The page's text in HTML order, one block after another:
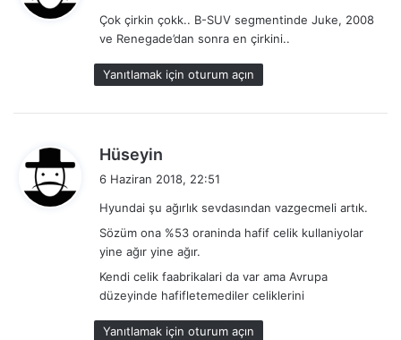
i
k
i
:
Çok çirkin çokk.. B-SUV segmentinde Juke, 2008
ve Renegade’dan sonra en çirkini..
Yanıtlamak için oturum açın
Hüseyin
k
i
:
6 Haziran 2018, 22:51
Hyundai şu ağırlık sevdasından vazgecmeli artık.
Sözüm ona %53 oraninda hafif celik kullaniyolar
yine ağır yine ağır.
Kendi celik faabrikalari da var ama Avrupa
düzeyinde hafifletemediler celiklerini
Yanıtlamak için oturum açın